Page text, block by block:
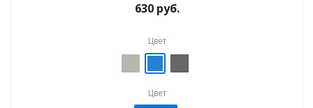
630 руб.
Цвет
Цвет